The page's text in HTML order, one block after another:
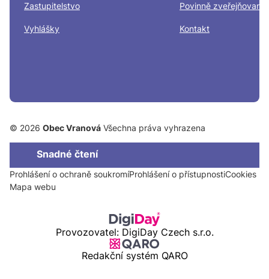
Zastupitelstvo Povinně zveřejňované
Vyhlášky Kontakt
© 2026 Obec Vranová Všechna práva vyhrazena
Snadné čtení
Prohlášení o ochraně soukromíProhlášení o přístupnostiCookies
Mapa webu
Provozovatel: DigiDay Czech s.r.o.
Redakční systém QARO